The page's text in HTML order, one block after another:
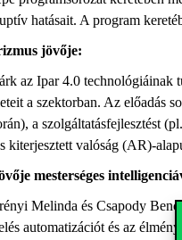
hatásait. A program
jövője:
az Ipar 4.0 technológiáinak
a szektorban. Az előadás
a szolgáltatásfejlesztést
kiterjesztett valóság (AR)-
mesterséges
Melinda és Csapody
automatizációt és az